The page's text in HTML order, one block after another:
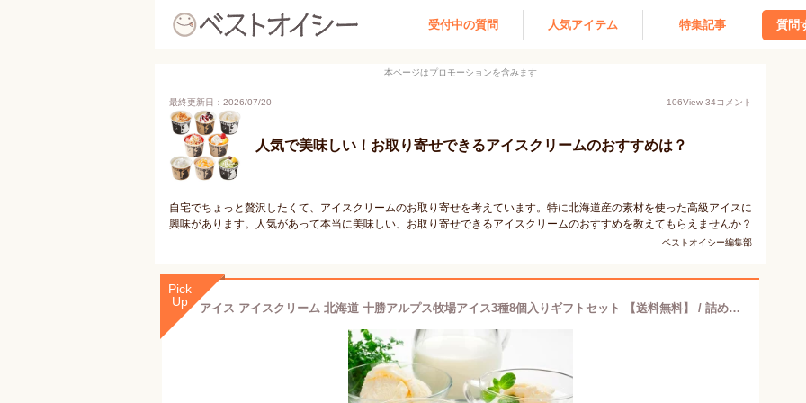
受付中の質問 人気アイテム 特集記事 質問
本ページはプロモーションを含みます
最終更新日：2026/07/20 106View 34コメント
人気で美味しい！お取り寄せできるアイスクリームのおすすめは？
自宅でちょっと贅沢したくて、アイスクリームのお取り寄せを考えています。特に北海道産の素材を使った高級アイスに
興味があります。人気があって本当に美味しい、お取り寄せできるアイスクリームのおすすめを教えてもらえませんか？
ベストオイシー編集部
Pick
Up
アイス アイスクリーム 北海道 十勝アルプス牧場アイス3種8個入りギフトセット 【送料無料】 / 詰め合わせ あいす スイーツ 洋菓子 お菓子 お取り寄せ 通販 プレゼント ギフト おすすめ /